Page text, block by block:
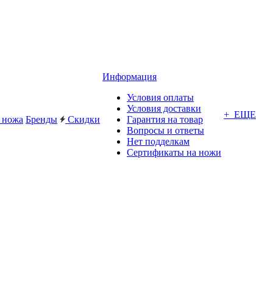
Бренды Скидки
Информация
Условия оплаты
Условия доставки
Гарантия на товар
Вопросы и ответы
Нет подделкам
Сертификаты на ножи
+ ЕЩЕ